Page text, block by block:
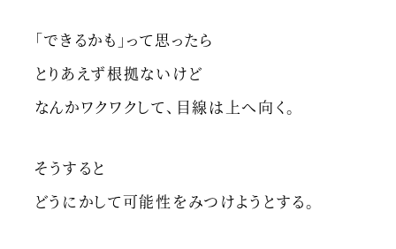
「できるかも」って思ったら
とりあえず根拠ないけど
なんかワクワクして、目線は上へ向く。
そうすると
どうにかして可能性をみつけようとする。